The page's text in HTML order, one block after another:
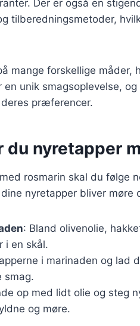
Der er også en
tilberedningsmetoder,
mange forskellige måder,
en unik smagsoplevelse,
præferencer.
du nyretapper
rosmarin skal du følge
nyretapper bliver møre
: Bland olivenolie,
i en skål.
i marinaden og lad
smag.
op med lidt olie og steg
og møre.